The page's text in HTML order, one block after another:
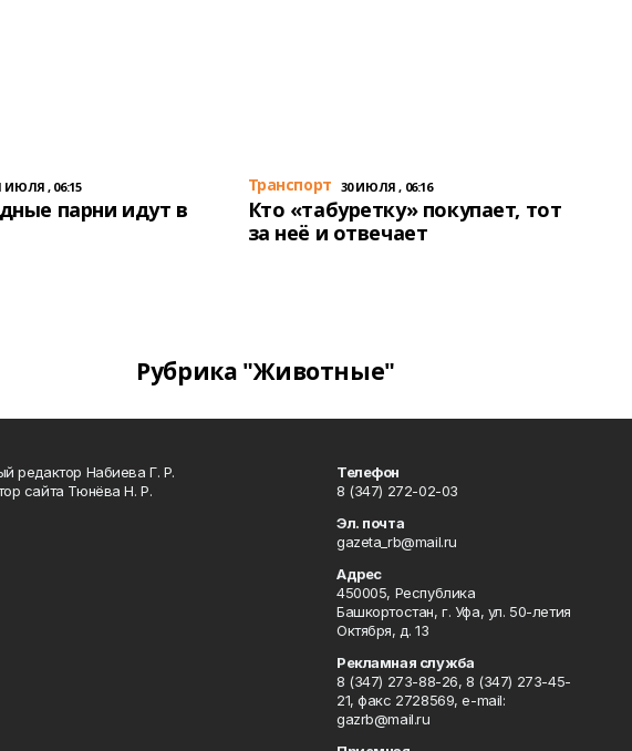
ИЮЛЯ , 06:15
парни идут в
Транспорт 30 ИЮЛЯ , 06:16
Кто «табуретку» покупает, тот
за неё и отвечает
Рубрика "Животные"
редактор Набиева Г. Р.
сайта Тюнёва Н. Р.
Телефон
8 (347) 272-02-03
Эл. почта
gazeta_rb@mail.ru
Адрес
450005, Республика
Башкортостан, г. Уфа, ул. 50-летия
Октября, д. 13
Рекламная служба
8 (347) 273-88-26, 8 (347) 273-45-
21, факс 2728569, e-mail:
gazrb@mail.ru